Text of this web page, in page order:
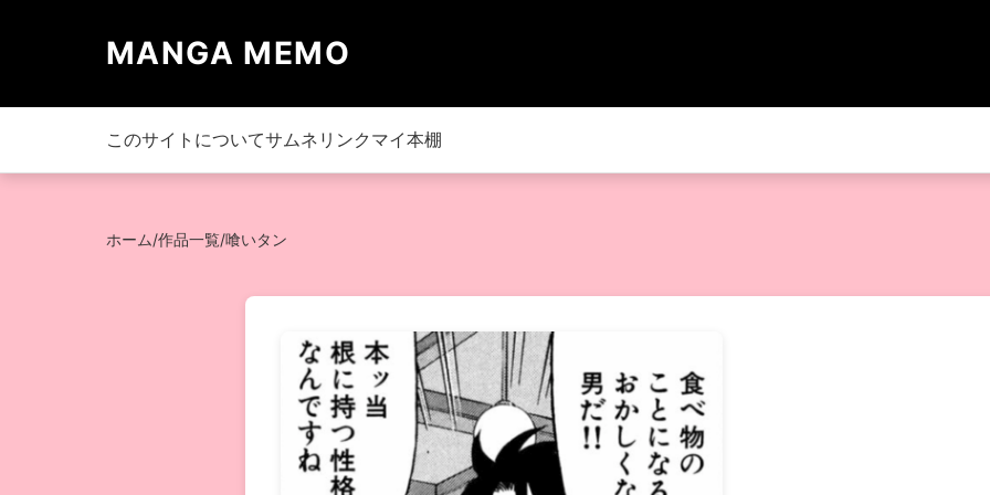
MANGA MEMO
このサイトについてサムネリンク マイ本棚
ホーム/作品一覧/喰いタン